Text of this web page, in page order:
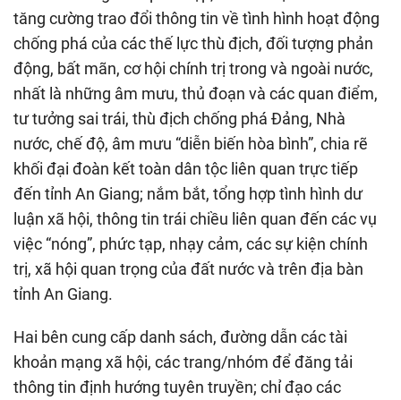
tăng cường trao đổi thông tin về tình hình hoạt động
chống phá của các thế lực thù địch, đối tượng phản
động, bất mãn, cơ hội chính trị trong và ngoài nước,
nhất là những âm mưu, thủ đoạn và các quan điểm,
tư tưởng sai trái, thù địch chống phá Đảng, Nhà
nước, chế độ, âm mưu “diễn biến hòa bình”, chia rẽ
khối đại đoàn kết toàn dân tộc liên quan trực tiếp
đến tỉnh An Giang; nắm bắt, tổng hợp tình hình dư
luận xã hội, thông tin trái chiều liên quan đến các vụ
việc “nóng”, phức tạp, nhạy cảm, các sự kiện chính
trị, xã hội quan trọng của đất nước và trên địa bàn
tỉnh An Giang.
Hai bên cung cấp danh sách, đường dẫn các tài
khoản mạng xã hội, các trang/nhóm để đăng tải
thông tin định hướng tuyên truyền; chỉ đạo các